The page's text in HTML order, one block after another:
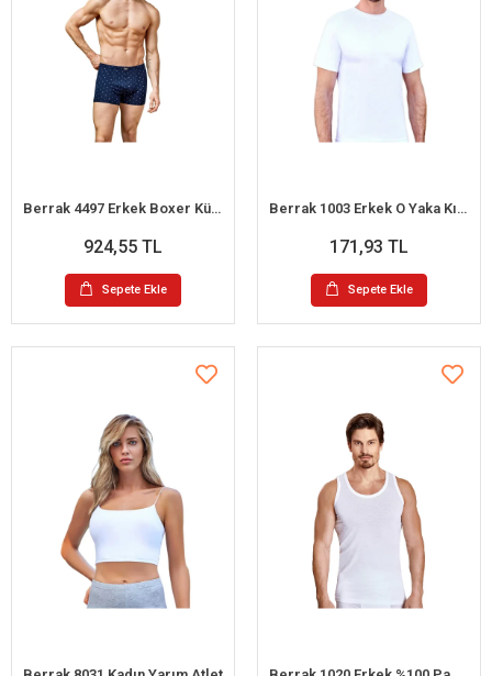
Berrak 4497 Erkek Boxer Külot 6lı Paket Karışık Renk - S
924,55 TL
Sepete Ekle
Berrak 1003 Erkek O Yaka Kısa Kol Atlet
171,93 TL
Sepete Ekle